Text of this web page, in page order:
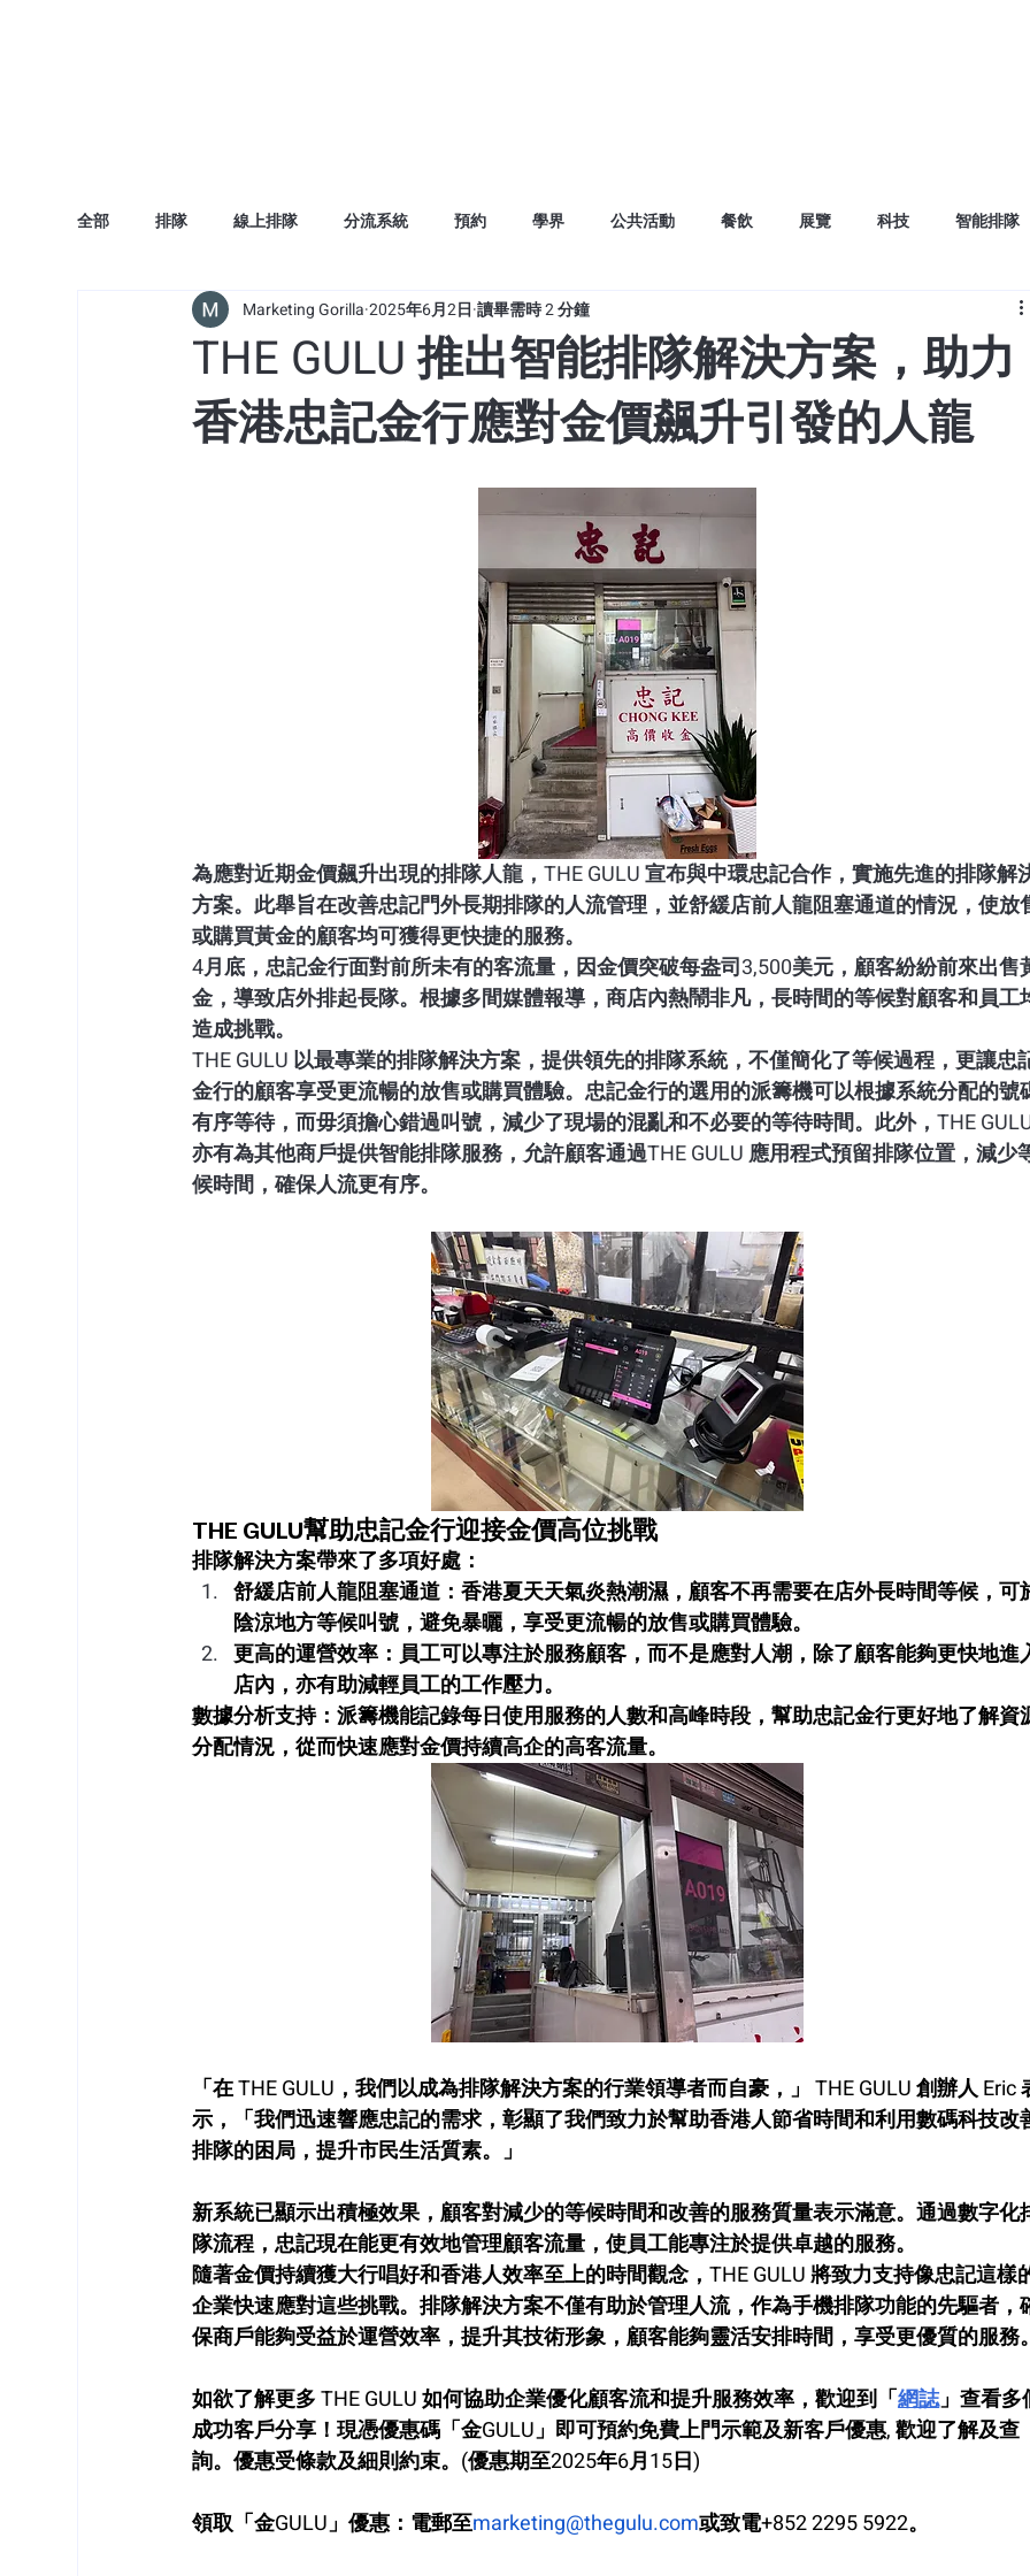
全部 排隊 線上排隊 分流系統 預約 學界 公共活動 餐飲 展覽 科技 智能排隊
THE GULU 推出智能排隊解決方案，助力
香港忠記金行應對金價飆升引發的人龍
Marketing Gorilla 2025年6月2日 讀畢需時 2 分鐘
為應對近期金價飆升出現的排隊人龍，THE GULU 宣布與中環忠記合作，實施先進的排隊解
方案。此舉旨在改善忠記門外長期排隊的人流管理，並舒緩店前人龍阻塞通道的情況，使放
或購買黃金的顧客均可獲得更快捷的服務。
4月底，忠記金行面對前所未有的客流量，因金價突破每盎司3,500美元，顧客紛紛前來出售
金，導致店外排起長隊。根據多間媒體報導，商店內熱鬧非凡，長時間的等候對顧客和員工
造成挑戰。
THE GULU 以最專業的排隊解決方案，提供領先的排隊系統，不僅簡化了等候過程，更讓忠
金行的顧客享受更流暢的放售或購買體驗。忠記金行的選用的派籌機可以根據系統分配的號
有序等待，而毋須擔心錯過叫號，減少了現場的混亂和不必要的等待時間。此外，THE
亦有為其他商戶提供智能排隊服務，允許顧客通過THE GULU 應用程式預留排隊位置，減少
候時間，確保人流更有序。
THE GULU幫助忠記金行迎接金價高位挑戰
排隊解決方案帶來了多項好處：
舒緩店前人龍阻塞通道 ：香港夏天天氣炎熱潮濕，顧客不再需要在店外長時間等候，可
陰涼地方等候叫號，避免暴曬，享受更流暢的放售或購買體驗。
更高的運營效率 ：員工可以專注於服務顧客，而不是應對人潮，除了顧客能夠更快地進
店內，亦有助減輕員工的工作壓力。
數據分析支持：派籌機能記錄每日使用服務的人數和高峰時段，幫助忠記金行更好地了解資
分配情況，從而快速應對金價持續高企的高客流量。
「在 THE GULU，我們以成為排隊解決方案的行業領導者而自豪，」 THE GULU 創辦人 Eric
示，
「我們迅速響應忠記的需求，彰顯了我們致力於幫助香港人節省時間和利用數碼科技改
排隊的困局，提升市民生活質素。」
新系統已顯示出積極效果，顧客對減少的等候時間和改善的服務質量表示滿意。通過數字化
隊流程，忠記現在能更有效地管理顧客流量，使員工能專注於提供卓越的服務。
隨著金價持續獲大行唱好和香港人效率至上的時間觀念，THE GULU 將致力支持像忠記這樣
企業快速應對這些挑戰。排隊解決方案不僅有助於管理人流，作為手機排隊功能的先驅者，
保商戶能夠受益於運營效率，提升其技術形象，顧客能夠靈活安排時間，享受更優質的服務。
如欲了解更多 THE GULU 如何協助企業優化顧客流和提升服務效率，歡迎到「網誌」查看多
成功客戶分享！現憑優惠碼「金GULU」即可預約免費上門示範及新客戶優惠, 歡迎了解及查
詢。優惠受條款及細則約束。(優惠期至2025年6月15日)
領取「金GULU」優惠：電郵至marketing@thegulu.com或致電+852 2295 5922。